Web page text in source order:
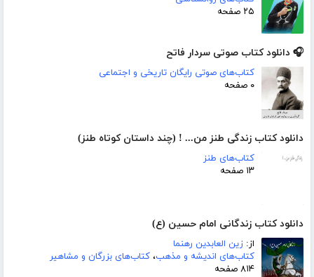
۲۵ صفحه
🎧 دانلود کتاب صوتی سردار فاتح
کتاب‌های صوتی رایگان تاریخی و اجتماعی
۰ صفحه
دانلود کتاب زندگی طنز من... ! (چند داستان کوتاه طنز)
کتاب‌های طنز
۱۳ صفحه
دانلود کتاب زندگانی امام حسین (ع)
از: زین العابدین رهنما
کتاب‌های اندیشه و مذهب، کتاب‌های بزرگان و مشاهیر
۸۱۴ صفحه